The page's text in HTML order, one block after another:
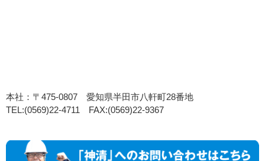
本社：〒475-0807 愛知県半田市八軒町28番地
TEL:(0569)22-4711 FAX:(0569)22-9367